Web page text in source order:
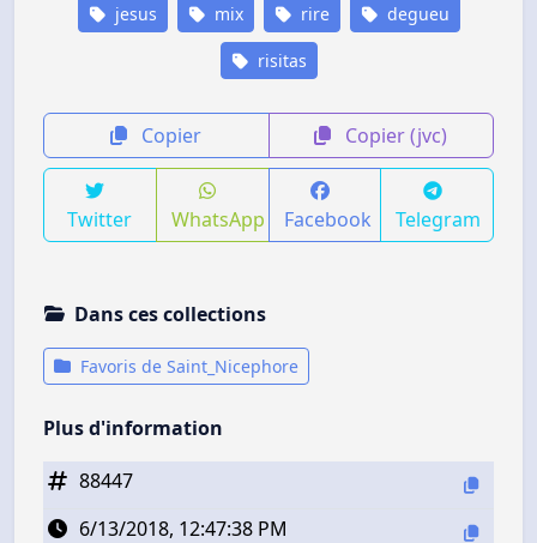
jesus mix rire degueu
risitas
Copier Copier (jvc)
Twitter WhatsApp Facebook Telegram
Dans ces collections
Favoris de Saint_Nicephore
Plus d'information
88447
6/13/2018, 12:47:38 PM